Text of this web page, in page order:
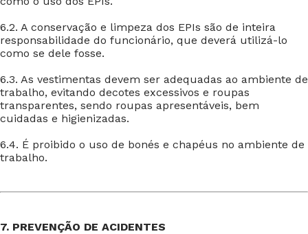
6.2. A conservação e limpeza dos EPIs são de inteira
responsabilidade do funcionário, que deverá utilizá-lo
como se dele fosse.
6.3. As vestimentas devem ser adequadas ao ambiente de
trabalho, evitando decotes excessivos e roupas
transparentes, sendo roupas apresentáveis, bem
cuidadas e higienizadas.
6.4. É proibido o uso de bonés e chapéus no ambiente de
trabalho.
7. PREVENÇÃO DE ACIDENTES